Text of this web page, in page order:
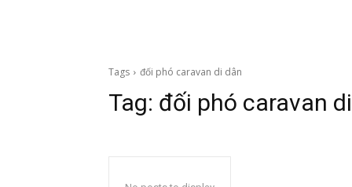
Tags đối phó caravan di dân
Tag: đối phó caravan